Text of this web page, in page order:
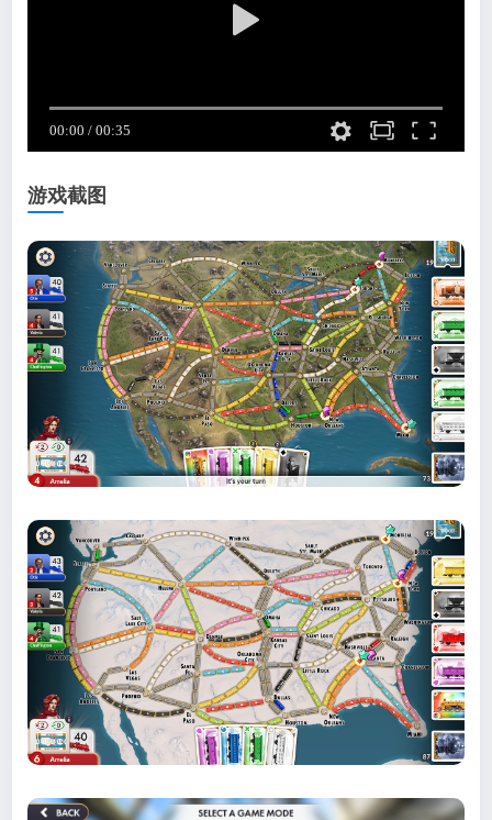
游戏截图